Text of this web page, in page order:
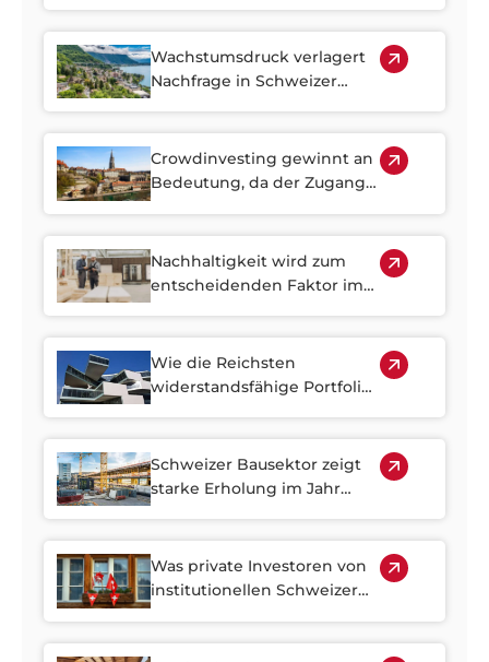
Immobilien
Wachstumsdruck verlagert
Nachfrage in Schweizer
Crowdinvesting gewinnt an
Bedeutung, da der Zugang
Nachhaltigkeit wird zum
entscheidenden Faktor im
Wie die Reichsten
widerstandsfähige Portfolios
Immobilien dabei eine
zentrale Rolle spielen
Schweizer Bausektor zeigt
starke Erholung im Jahr
Was private Investoren von
institutionellen Schweizer